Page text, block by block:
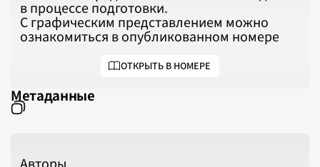
2014
2015
2016
2017
2018
2020
2021
в процессе подготовки.
С графическим представлением можно
ознакомиться в опубликованном номере
ОТКРЫТЬ В НОМЕРЕ
Метаданные